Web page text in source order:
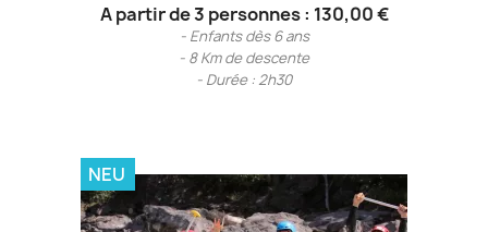
A partir de 3 personnes : 130,00 €
- Enfants dès 6 ans
- 8 Km de descente
- Durée : 2h30
NEU